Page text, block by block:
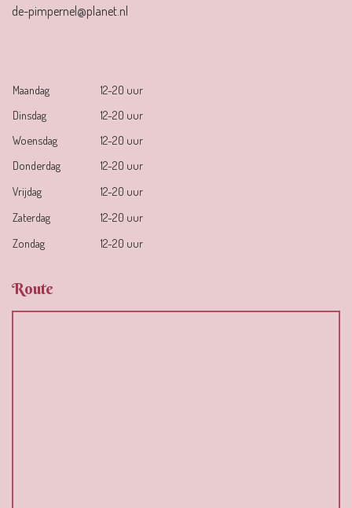
de-pimpernel@planet.nl
Maandag
12-20 uur
Dinsdag
12-20 uur
Woensdag
12-20 uur
Donderdag
12-20 uur
Vrijdag
12-20 uur
Zaterdag
12-20 uur
Zondag
12-20 uur
Route